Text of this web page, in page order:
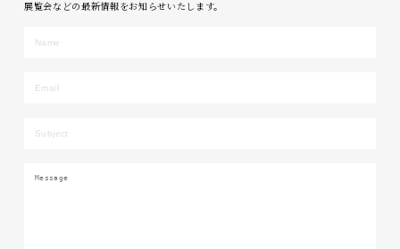
展覧会などの最新情報をお知らせいたします。